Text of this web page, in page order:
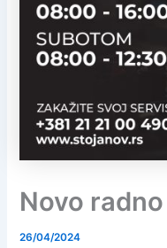
Novo
26/04/2024